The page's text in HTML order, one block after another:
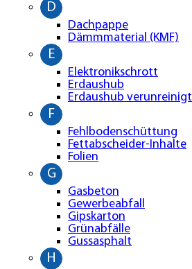
D
Dachpappe
Dämmmaterial (KMF)
E
Elektronikschrott
Erdaushub
Erdaushub verunreinigt
F
Fehlbodenschüttung
Fettabscheider-Inhalte
Folien
G
Gasbeton
Gewerbeabfall
Gipskarton
Grünabfälle
Gussasphalt
H